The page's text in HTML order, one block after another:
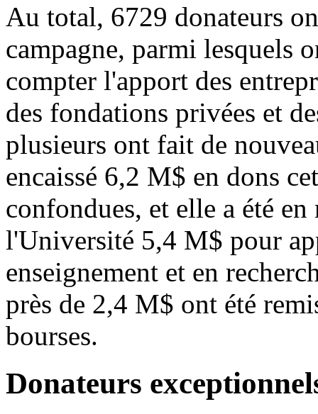
Au total, 6729 donateurs
campagne, parmi lesquels
compter l'apport des
des fondations privées et
plusieurs ont fait de
encaissé 6,2 M$ en dons
confondues, et elle a été en
l'Université 5,4 M$ pour
enseignement et en
près de 2,4 M$ ont été
bourses.
Donateurs